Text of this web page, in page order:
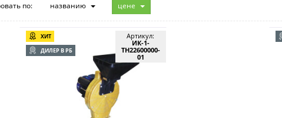
по: названию цене
ХИТ
ДИЛЕР В РБ
Артикул:
ИК-1-
ТН22600000-
01